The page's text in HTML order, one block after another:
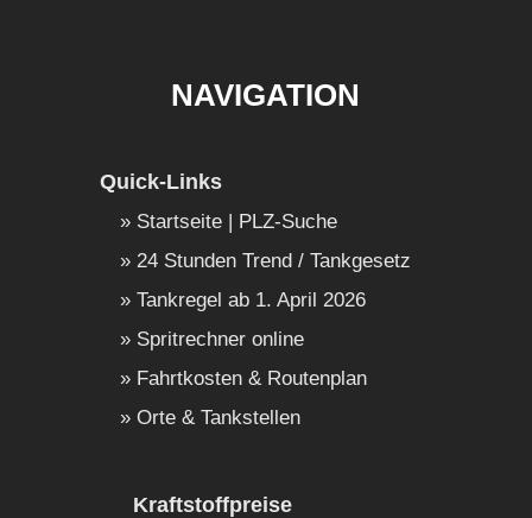
NAVIGATION
Quick-Links
Startseite | PLZ-Suche
24 Stunden Trend / Tankgesetz
Tankregel ab 1. April 2026
Spritrechner online
Fahrtkosten & Routenplan
Orte & Tankstellen
Kraftstoffpreise